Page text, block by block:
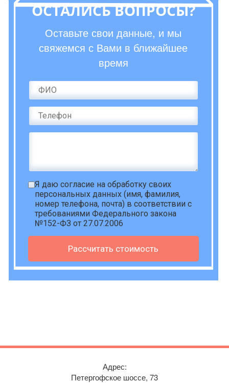
ОСТАЛИСЬ ВОПРОСЫ?
Оставьте свои данные, и мы
свяжемся с Вами в ближайшее
время
Я даю согласие на обработку своих
персональных данных (имя, фамилия,
номер телефона, почта) в соответствии с
требованиями Федерального закона
№152-ФЗ от 27.07.2006
Рассчитать стоимость
Адрес:
Петергофское шоссе, 73